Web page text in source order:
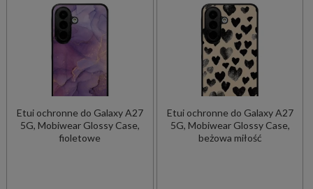
Etui ochronne do Galaxy A27
5G, Mobiwear Glossy Case,
fioletowe
Etui ochronne do Galaxy A27
5G, Mobiwear Glossy Case,
beżowa miłość